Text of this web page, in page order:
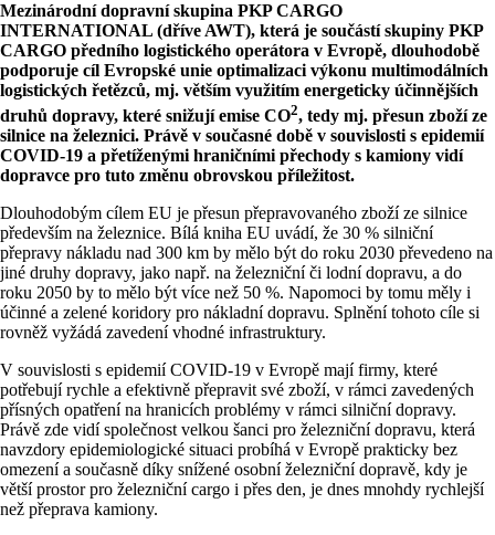
Mezinárodní dopravní skupina PKP CARGO
INTERNATIONAL (dříve AWT), která je součástí skupiny PKP
CARGO předního logistického operátora v Evropě, dlouhodobě
podporuje cíl Evropské unie optimalizaci výkonu multimodálních
logistických řetězců, mj. větším využitím energeticky účinnějších
druhů dopravy, které snižují emise CO2, tedy mj. přesun zboží ze
silnice na železnici. Právě v současné době v souvislosti s epidemií
COVID-19 a přetíženými hraničními přechody s kamiony vidí
dopravce pro tuto změnu obrovskou příležitost.
Dlouhodobým cílem EU je přesun přepravovaného zboží ze silnice
především na železnice. Bílá kniha EU uvádí, že 30 % silniční
přepravy nákladu nad 300 km by mělo být do roku 2030 převedeno na
jiné druhy dopravy, jako např. na železniční či lodní dopravu, a do
roku 2050 by to mělo být více než 50 %. Napomoci by tomu měly i
účinné a zelené koridory pro nákladní dopravu. Splnění tohoto cíle si
rovněž vyžádá zavedení vhodné infrastruktury.
V souvislosti s epidemií COVID-19 v Evropě mají firmy, které
potřebují rychle a efektivně přepravit své zboží, v rámci zavedených
přísných opatření na hranicích problémy v rámci silniční dopravy.
Právě zde vidí společnost velkou šanci pro železniční dopravu, která
navzdory epidemiologické situaci probíhá v Evropě prakticky bez
omezení a současně díky snížené osobní železniční dopravě, kdy je
větší prostor pro železniční cargo i přes den, je dnes mnohdy rychlejší
než přeprava kamiony.